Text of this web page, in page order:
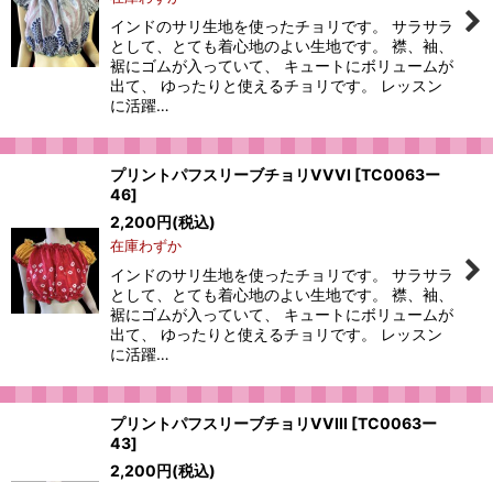
インドのサリ生地を使ったチョリです。 サラサラ
として、とても着心地のよい生地です。 襟、袖、
裾にゴムが入っていて、 キュートにボリュームが
出て、 ゆったりと使えるチョリです。 レッスン
に活躍…
プリントパフスリーブチョリVVVI [TC0063ー
46]
2,200円(税込)
在庫わずか
インドのサリ生地を使ったチョリです。 サラサラ
として、とても着心地のよい生地です。 襟、袖、
裾にゴムが入っていて、 キュートにボリュームが
出て、 ゆったりと使えるチョリです。 レッスン
に活躍…
プリントパフスリーブチョリVVIII [TC0063ー
43]
2,200円(税込)